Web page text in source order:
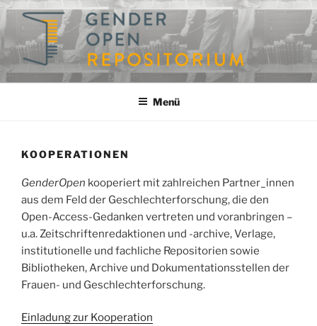
Zum
Inhalt
springen
GENDEROPEN
Ein Repositorium für die Geschlechterforschung
Menü
KOOPERATIONEN
GenderOpen kooperiert mit zahlreichen Partner_innen
aus dem Feld der Geschlechterforschung, die den
Open-Access-Gedanken vertreten und voranbringen –
u.a. Zeitschriftenredaktionen und -archive, Verlage,
institutionelle und fachliche Repositorien sowie
Bibliotheken, Archive und Dokumentationsstellen der
Frauen- und Geschlechterforschung.
Einladung zur Kooperation